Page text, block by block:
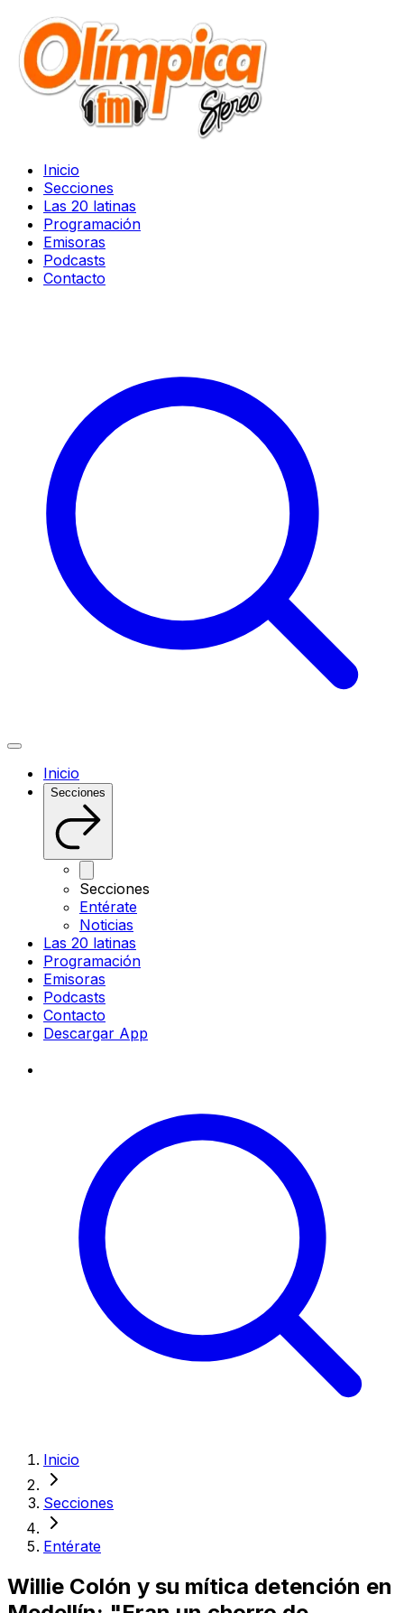
Inicio
Secciones
Las 20 latinas
Programación
Emisoras
Podcasts
Contacto
Inicio
Secciones
Secciones
Entérate
Noticias
Las 20 latinas
Programación
Emisoras
Podcasts
Contacto
Descargar App
Inicio
Secciones
Entérate
Willie Colón y su mítica detención en